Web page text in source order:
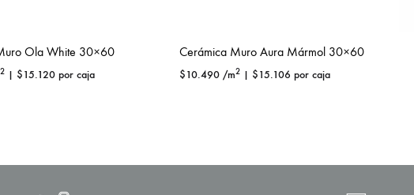
Ola White 30×60
2 | $15.120 por caja
Cerámica Muro Aura Mármol 30×60
$10.490/m2| $15.106 por caja